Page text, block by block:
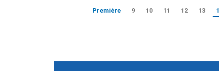
Première 9 10 11 12 13